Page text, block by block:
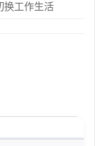
换工作生活